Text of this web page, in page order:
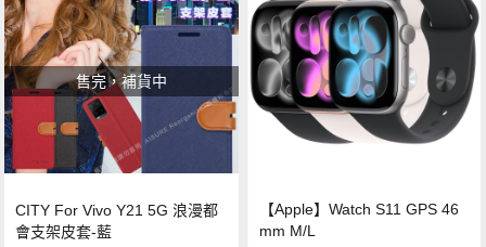
售完，補貨中
CITY For Vivo Y21 5G 浪漫都
會支架皮套-藍
【Apple】Watch S11 GPS 46
mm M/L